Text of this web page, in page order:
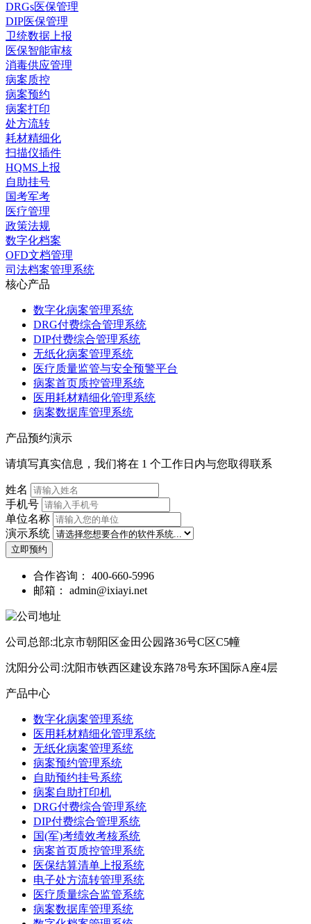
DRGs医保管理
DIP医保管理
卫统数据上报
医保智能审核
消毒供应管理
病案质控
病案预约
病案打印
处方流转
耗材精细化
扫描仪插件
HQMS上报
自助挂号
国考军考
医疗管理
政策法规
数字化档案
OFD文档管理
司法档案管理系统
核心产品
数字化病案管理系统
DRG付费综合管理系统
DIP付费综合管理系统
无纸化病案管理系统
医疗质量监管与安全预警平台
病案首页质控管理系统
医用耗材精细化管理系统
病案数据库管理系统
产品预约演示
请填写真实信息，我们将在 1 个工作日内与您取得联系
姓名
手机号
单位名称
演示系统
立即预约
合作咨询： 400-660-5996
邮箱： admin@ixiayi.net
公司总部:北京市朝阳区金田公园路36号C区C5幢
沈阳分公司:沈阳市铁西区建设东路78号东环国际A座4层
产品中心
数字化病案管理系统
医用耗材精细化管理系统
无纸化病案管理系统
病案预约管理系统
自助预约挂号系统
病案自助打印机
DRG付费综合管理系统
DIP付费综合管理系统
国(军)考绩效考核系统
病案首页质控管理系统
医保结算清单上报系统
电子处方流转管理系统
医疗质量综合监管系统
病案数据库管理系统